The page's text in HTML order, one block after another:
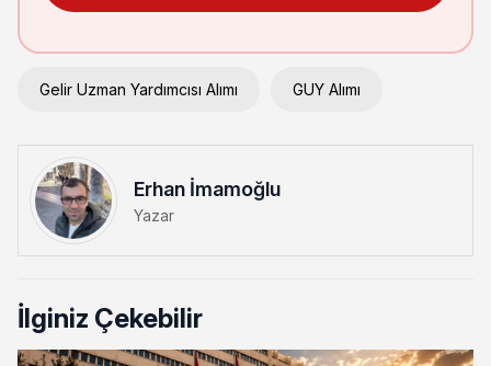
Gelir Uzman Yardımcısı Alımı GUY Alımı
Erhan İmamoğlu
Yazar
İlginiz Çekebilir